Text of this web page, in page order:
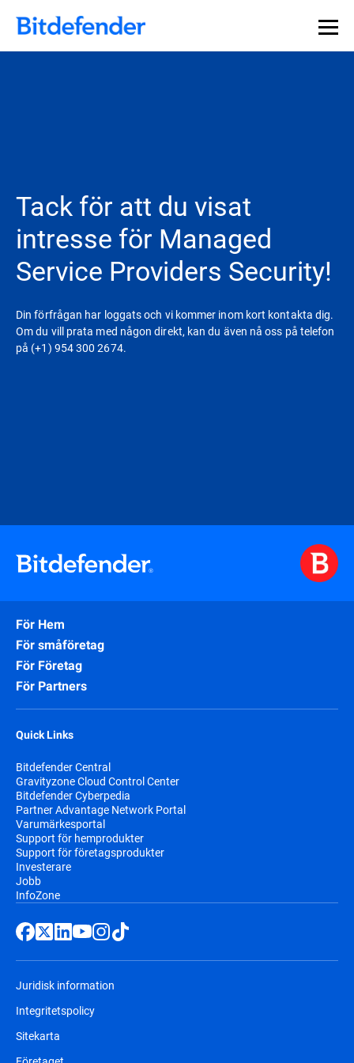
Tack för att du visat
intresse för Managed
Service Providers Security!
Din förfrågan har loggats och vi kommer inom kort kontakta dig.
Om du vill prata med någon direkt, kan du även nå oss på telefon
på (+1) 954 300 2674.
För Hem
För småföretag
För Företag
För Partners
Quick Links
Bitdefender Central
Gravityzone Cloud Control Center
Bitdefender Cyberpedia
Partner Advantage Network Portal
Varumärkesportal
Support för hemprodukter
Support för företagsprodukter
Investerare
Jobb
InfoZone
Juridisk information
Integritetspolicy
Sitekarta